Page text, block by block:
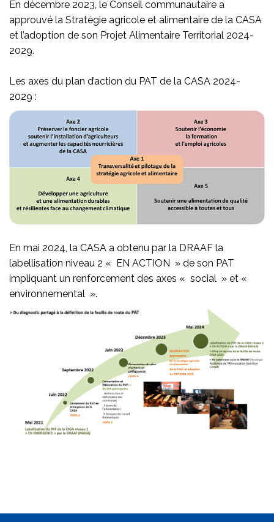
En décembre 2023, le Conseil communautaire a
approuvé la Stratégie agricole et alimentaire de la CASA
et l’adoption de son Projet Alimentaire Territorial 2024-
2029.
Les axes du plan d’action du PAT de la CASA 2024-
2029 :
En mai 2024, la CASA a obtenu par la DRAAF la
labellisation niveau 2 « EN ACTION » de son PAT
impliquant un renforcement des axes « social » et «
environnemental ».